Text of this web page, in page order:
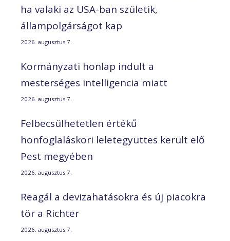
ha valaki az USA-ban születik,
állampolgárságot kap
2026. augusztus 7.
Kormányzati honlap indult a
mesterséges intelligencia miatt
2026. augusztus 7.
Felbecsülhetetlen értékű
honfoglaláskori leletegyüttes került elő
Pest megyében
2026. augusztus 7.
Reagál a devizahatásokra és új piacokra
tör a Richter
2026. augusztus 7.